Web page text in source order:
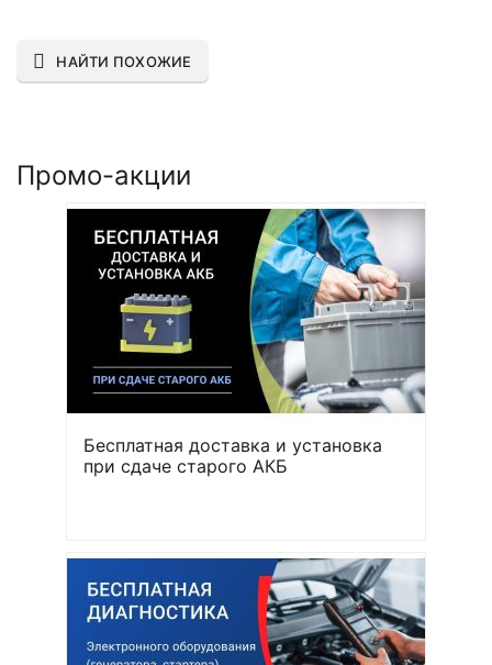
НАЙТИ ПОХОЖИЕ
Промо-акции
Бесплатная доставка и установка
при сдаче старого АКБ